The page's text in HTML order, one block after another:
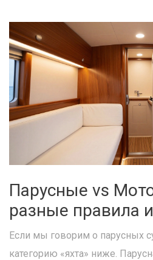
Парусные vs
разные правила
Если мы говорим о парусных
категорию «яхта» ниже.